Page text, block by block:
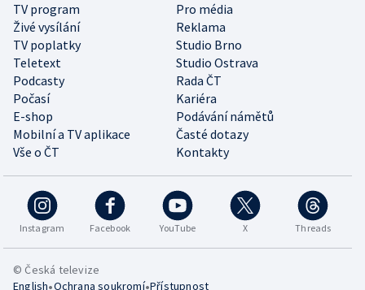
TV program
Pro média
Živé vysílání
Reklama
TV poplatky
Studio Brno
Teletext
Studio Ostrava
Podcasty
Rada ČT
Počasí
Kariéra
E-shop
Podávání námětů
Mobilní a TV aplikace
Časté dotazy
Vše o ČT
Kontakty
Instagram Facebook YouTube X Threads
© Česká televize
English•Ochrana soukromí•Přístupnost